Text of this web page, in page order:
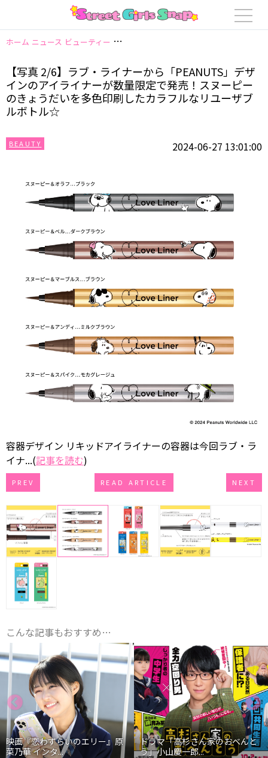
ホーム ニュース ビューティー 【写真 2/6】ラブ・ライナーから「
【写真 2/6】ラブ・ライナーから「PEANUTS」デザ
インのアイライナーが数量限定で発売！スヌーピー
のきょうだいを多色印刷したカラフルなリユーザブ
ルボトル☆
BEAUTY 2024-06-27 13:01:00
容器デザイン リキッドアイライナーの容器は今回ラブ・ラ
イナ...(記事を読む)
PREV READ ARTICLE NEXT
こんな記事もおすすめ…
映画『恋わずらいのエリー』原
菜乃華 インタ...
ドラマ「高杉さん家のおべんと
う」小山慶一郎...